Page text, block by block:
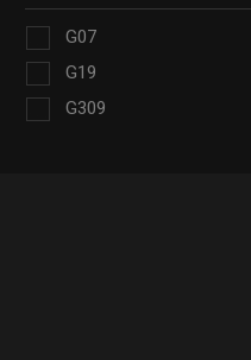
G07
G19
G309